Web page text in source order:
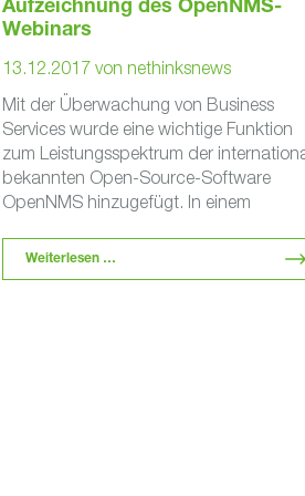
Aufzeichnung des OpenNMS-
Webinars
13.12.2017 von nethinksnews
Mit der Überwachung von Business
Services wurde eine wichtige Funktion
zum Leistungsspektrum der
bekannten Open-Source-Software
OpenNMS hinzugefügt. In einem
Abhängigkeit zwei überwachte Geräte
stehen. …
Weiterlesen …